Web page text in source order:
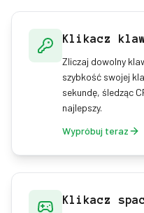
Klikacz
Zliczaj dowolny
szybkość swojej
sekundę, śledząc
najlepszy.
Wypróbuj teraz
Klikacz